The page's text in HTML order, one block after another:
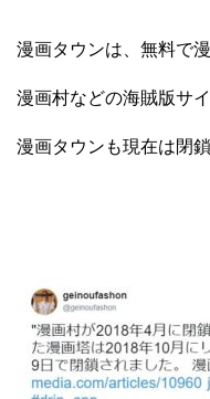
漫画タウンは、無料で
漫画村などの海賊版サ
漫画タウンも現在は閉